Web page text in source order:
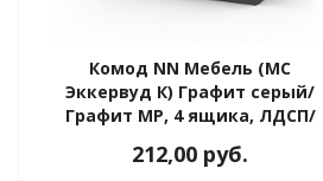
Комод NN Мебель (МС
Эккервуд К) Графит серый/
Графит МР, 4 ящика, ЛДСП/
212,00 руб.